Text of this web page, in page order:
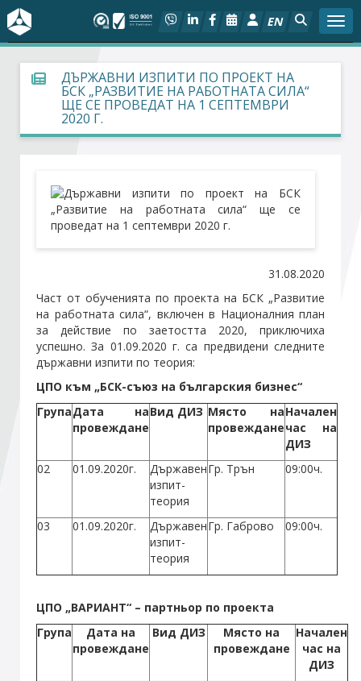
EN
За БСК
На фокус
Актуално
Социален диалог
Дейности
Проекти
Членове
Стани член
Абонирайте се!
ДЪРЖАВНИ ИЗПИТИ ПО ПРОЕКТ НА
БСК „РАЗВИТИЕ НА РАБОТНАТА СИЛА“
ЩЕ СЕ ПРОВЕДАТ НА 1 СЕПТЕМВРИ
2020 Г.
31.08.2020
Част от обученията по проекта на БСК „Развитие
на работната сила“, включен в Националния план
за действие по заетостта 2020, приключиха
успешно. За 01.09.2020 г. са предвидени следните
държавни изпити по теория:
ЦПО към „БСК-съюз на българския бизнес“
ГрупаДата на
провеждане
Вид ДИЗ Място на
провеждане
Начален
час на
ДИЗ
02
01.09.2020г.
Държавен
изпит-
теория
Гр. Трън 09:00ч.
03 01.09.2020г.
Държавен
изпит-
теория
Гр. Габрово 09:00ч.
ЦПО „ВАРИАНТ“ – партньор по проекта
Група
Дата на
провеждане
Вид ДИЗ
Място на
провеждане
Начален
час на
ДИЗ